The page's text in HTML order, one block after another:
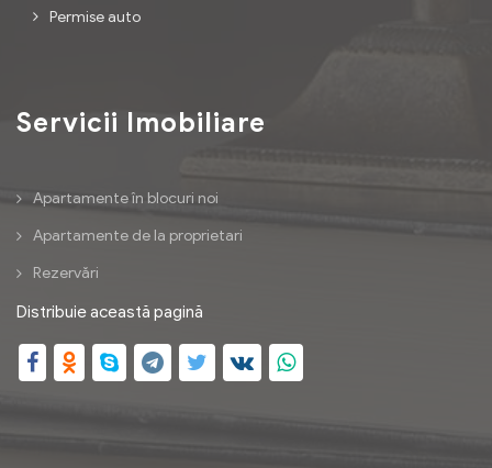
Permise auto
Servicii Imobiliare
Apartamente în blocuri noi
Apartamente de la proprietari
Rezervări
Distribuie această pagină